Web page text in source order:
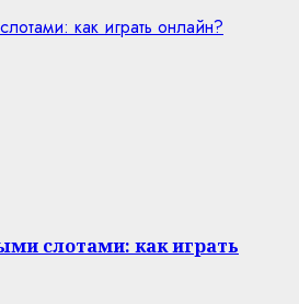
как играть онлайн?
слотами: как играть